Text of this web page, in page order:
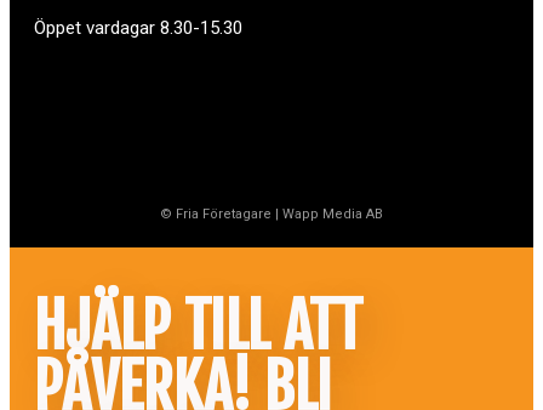
Öppet vardagar 8.30-15.30
© Fria Företagare | Wapp Media AB
HJÄLP TILL ATT
PÅVERKA! BLI